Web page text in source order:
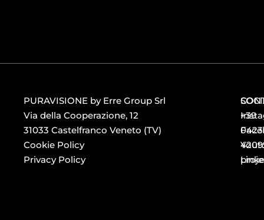
PURAVISIONE by Erre Group Srl
Via della Cooperazione, 12
31033 Castelfranco Veneto (TV)
Cookie Policy
Privacy Policy
+39
0423